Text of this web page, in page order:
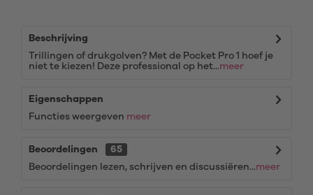
Beschrijving
Trillingen of drukgolven? Met de Pocket Pro 1 hoef je
niet te kiezen! Deze professional op het...meer
Eigenschappen
Functies weergeven meer
Beoordelingen
65
Beoordelingen lezen, schrijven en discussiëren...meer